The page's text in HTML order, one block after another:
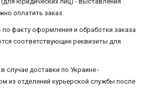
оплатить заказ.
факту оформления и обработки заказа
соответствующие реквизиты для
случае доставки по Украине -
из отделений курьерской службы после